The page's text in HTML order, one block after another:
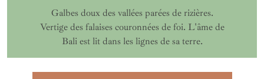
Galbes doux des vallées parées de rizières.
Vertige des falaises couronnées de foi. L'âme de
Bali est lit dans les lignes de sa terre.